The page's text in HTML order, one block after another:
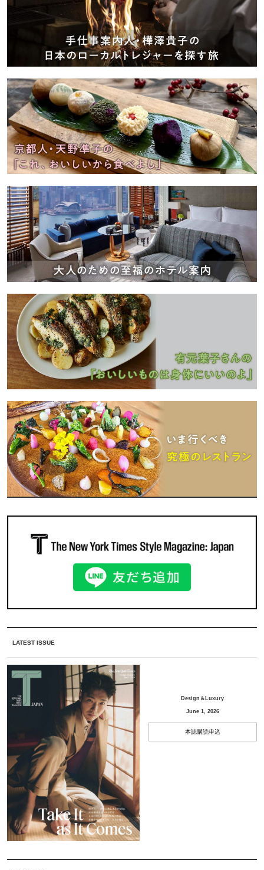
LATEST ISSUE
Design＆Luxury
June 1, 2026
本誌購読申込